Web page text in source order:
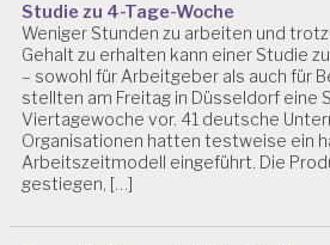
R
S
T
R
E
S
S
M
SS
Studie zu 4-Tage-Woche
Weniger Stunden zu arbeiten und
Gehalt zu erhalten kann einer Studie
– sowohl für Arbeitgeber als auch für
stellten am Freitag in Düsseldorf eine
Viertagewoche vor. 41 deutsche
Organisationen hatten testweise ein
Arbeitszeitmodell eingeführt. Die
gestiegen, […]